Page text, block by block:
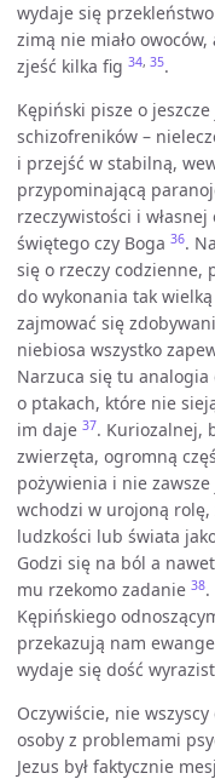
wydaje się
zimą nie miało
zjeść kilka fig 34, 35.
Kępiński pisze o
schizofreników –
i przejść w stabilną,
przypominającą
rzeczywistości i
świętego czy Boga 36.
się o rzeczy codzienne,
do wykonania tak
zajmować się
niebiosa wszystko
Narzuca się tu
o ptakach, które nie
im daje 37. Kuriozalnej,
zwierzęta, ogromną
pożywienia i nie
wchodzi w urojoną
ludzkości lub świata
Godzi się na ból a
mu rzekomo zadanie 38
Kępińskiego
przekazują nam
wydaje się dość
Oczywiście, nie
osoby z problemami
Jezus był faktycznie